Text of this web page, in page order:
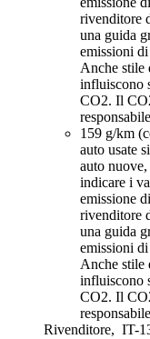
rivenditore
una guida
emissioni
Anche stile
influiscono
CO2. Il
159 g/km
auto usate
auto
indicare i
emissione
rivenditore
una guida
emissioni
Anche stile
influiscono
CO2. Il
Rivenditore, IT-